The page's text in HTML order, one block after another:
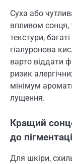
Суха або
впливом сонця,
текстури,
гіалуронова
варто віддати
ризик
мінімум
лущення.
Кращий
до
Для шкіри,